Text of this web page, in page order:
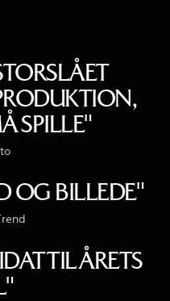
SPILLE"
OG BILLEDE"
TIL ÅRETS